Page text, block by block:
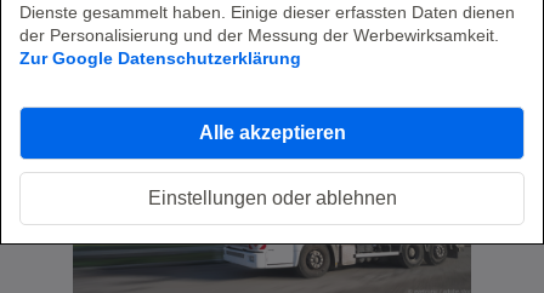
Dienste gesammelt haben. Einige dieser erfassten Daten dienen
der Personalisierung und der Messung der Werbewirksamkeit.
Zur Google Datenschutzerklärung
Alle akzeptieren
Einstellungen oder ablehnen
Aktuelle Angebote